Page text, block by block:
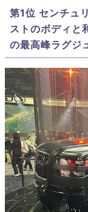
第1位 センチュ
ストのボディと
の最高峰ラグジ